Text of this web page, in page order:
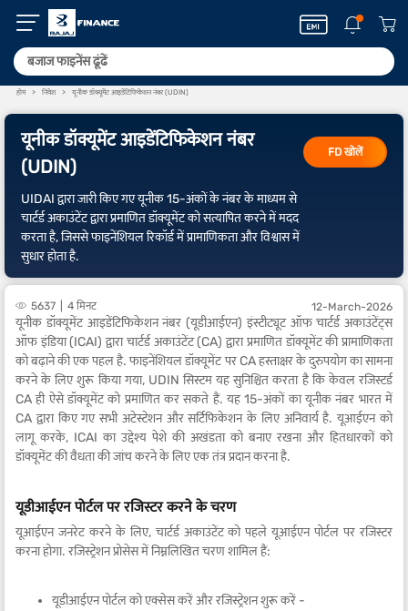
होम निवेश यूनीक डॉक्यूमेंट आइडेंटिफिकेशन नंबर (UDIN)
यूनीक डॉक्यूमेंट आइडेंटिफिकेशन नंबर
(UDIN)
UIDAI द्वारा जारी किए गए यूनीक 15-अंकों के नंबर के माध्यम से
चार्टर्ड अकाउंटेंट द्वारा प्रमाणित डॉक्यूमेंट को सत्यापित करने में मदद
करता है, जिससे फाइनेंशियल रिकॉर्ड में प्रामाणिकता और विश्वास में
सुधार होता है.
FD खोलें
5637 4 मिनट 12-March-2026
यूनीक डॉक्यूमेंट आइडेंटिफिकेशन नंबर (यूडीआईएन) इंस्टीट्यूट ऑफ चार्टर्ड अकाउंटेंट्स
ऑफ इंडिया (ICAI) द्वारा चार्टर्ड अकाउंटेंट (CA) द्वारा प्रमाणित डॉक्यूमेंट की प्रामाणिकता
को बढ़ाने की एक पहल है. फाइनेंशियल डॉक्यूमेंट पर CA हस्ताक्षर के दुरुपयोग का सामना
करने के लिए शुरू किया गया, UDIN सिस्टम यह सुनिश्चित करता है कि केवल रजिस्टर्ड
CA ही ऐसे डॉक्यूमेंट को प्रमाणित कर सकते हैं. यह 15-अंकों का यूनीक नंबर भारत में
CA द्वारा किए गए सभी अटेस्टेशन और सर्टिफिकेशन के लिए अनिवार्य है. यूआईएन को
लागू करके, ICAI का उद्देश्य पेशे की अखंडता को बनाए रखना और हितधारकों को
डॉक्यूमेंट की वैधता की जांच करने के लिए एक तंत्र प्रदान करना है.
यूडीआईएन पोर्टल पर रजिस्टर करने के चरण
यूआईएन जनरेट करने के लिए, चार्टर्ड अकाउंटेंट को पहले यूआईएन पोर्टल पर रजिस्टर
करना होगा. रजिस्ट्रेशन प्रोसेस में निम्नलिखित चरण शामिल हैं:
यूडीआईएन पोर्टल को एक्सेस करें और रजिस्ट्रेशन शुरू करें -